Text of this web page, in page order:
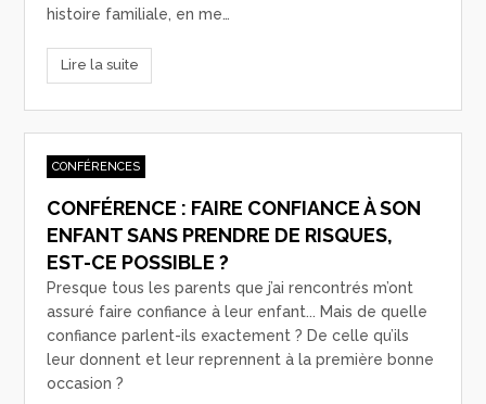
histoire familiale, en me…
Lire la suite
CONFÉRENCES
CONFÉRENCE : FAIRE CONFIANCE À SON
ENFANT SANS PRENDRE DE RISQUES,
EST-CE POSSIBLE ?
Presque tous les parents que j’ai rencontrés m’ont
assuré faire confiance à leur enfant... Mais de quelle
confiance parlent-ils exactement ? De celle qu’ils
leur donnent et leur reprennent à la première bonne
occasion ?